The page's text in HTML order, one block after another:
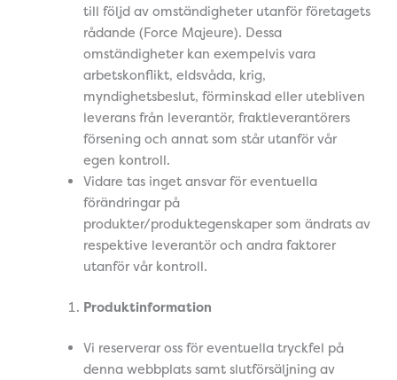
till följd av omständigheter utanför företagets
rådande (Force Majeure). Dessa
omständigheter kan exempelvis vara
arbetskonflikt, eldsvåda, krig,
myndighetsbeslut, förminskad eller utebliven
leverans från leverantör, fraktleverantörers
försening och annat som står utanför vår
egen kontroll.
Vidare tas inget ansvar för eventuella
förändringar på
produkter/produktegenskaper som ändrats av
respektive leverantör och andra faktorer
utanför vår kontroll.
Produktinformation
Vi reserverar oss för eventuella tryckfel på
denna webbplats samt slutförsäljning av